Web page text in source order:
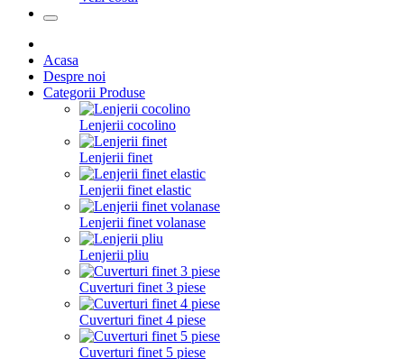
Acasa
Despre noi
Categorii Produse
Lenjerii cocolino
Lenjerii finet
Lenjerii finet elastic
Lenjerii finet volanase
Lenjerii pliu
Cuverturi finet 3 piese
Cuverturi finet 4 piese
Cuverturi finet 5 piese